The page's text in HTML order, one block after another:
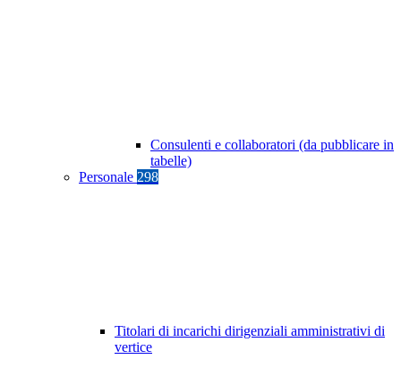
Consulenti e collaboratori (da pubblicare in
tabelle)
Personale 298
Titolari di incarichi dirigenziali amministrativi di
vertice